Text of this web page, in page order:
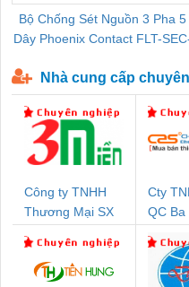
Bộ Chống Sét Nguồn 3 Pha 5
Dây Phoenix Contact FLT-
Nhà cung cấp
Công ty TNHH
Thương Mại SX
Cty
QC Ba